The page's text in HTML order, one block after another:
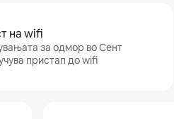
на wifi
за одмор во Сент
пристап до wifi